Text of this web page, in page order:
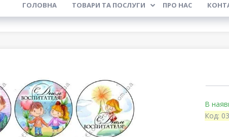
ГОЛОВНА ТОВАРИ ТА ПОСЛУГИ ПРО НАС
В
Код: